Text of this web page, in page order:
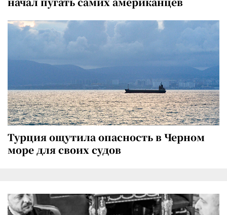
Турция ощутила опасность в Черном
море для своих судов